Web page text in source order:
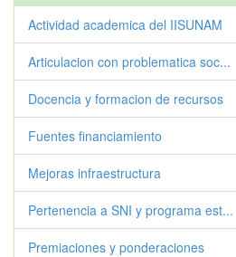
Actividad academica del IISUNAM
Articulacion con problematica soc...
Docencia y formacion de recursos
Fuentes financiamiento
Mejoras infraestructura
Pertenencia a SNI y programa est...
Premiaciones y ponderaciones